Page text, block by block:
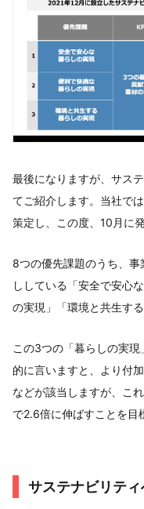
最後になりますが、サス
てご紹介します。当社で
策定し、この度、10月に
8つの優先課題のうち、
ししている「安全で安心
の実現」「環境と共生す
この3つの「暮らしの実
的に言いますと、より付
などが該当しますが、こ
で2.6倍に伸ばすことを目
サステナビリテ